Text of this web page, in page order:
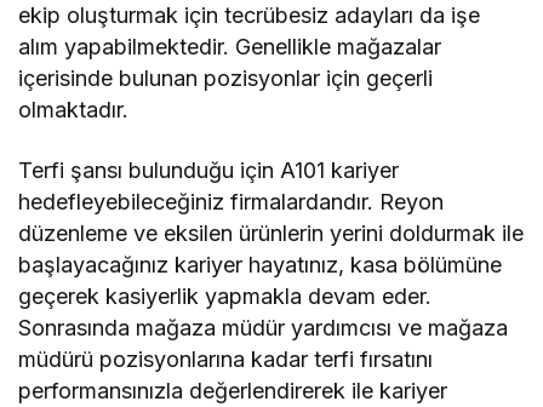
ekip oluşturmak için tecrübesiz adayları da işe
alım yapabilmektedir. Genellikle mağazalar
içerisinde bulunan pozisyonlar için geçerli
olmaktadır.
Terfi şansı bulunduğu için A101 kariyer
hedefleyebileceğiniz firmalardandır. Reyon
düzenleme ve eksilen ürünlerin yerini doldurmak ile
başlayacağınız kariyer hayatınız, kasa bölümüne
geçerek kasiyerlik yapmakla devam eder.
Sonrasında mağaza müdür yardımcısı ve mağaza
müdürü pozisyonlarına kadar terfi fırsatını
performansınızla değerlendirerek ile kariyer